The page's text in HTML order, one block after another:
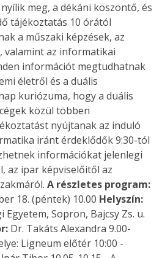
meg, a dékáni köszöntő, és
tájékoztatás 10 órától
a műszaki képzések, az
valamint az informatikai
információt megtudhatnak
életről és a duális
kuriózuma, hogy a duális
közül többen
nyújtanak az induló
iránt érdeklődők 9:30-tól
információkat jelenlegi
az ipar képviselőitől az
A részletes program:
18. (péntek) 10.00 Helyszín:
Sopron, Bajcsy Zs. u.
Dr. Takáts Alexandra 9.00-
Ligneum előtér 10:00 -